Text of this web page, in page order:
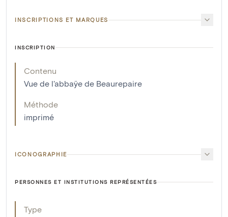
INSCRIPTIONS ET MARQUES
INSCRIPTION
Contenu
Vue de l'abbaÿe de Beaurepaire
Méthode
imprimé
ICONOGRAPHIE
PERSONNES ET INSTITUTIONS REPRÉSENTÉES
Type